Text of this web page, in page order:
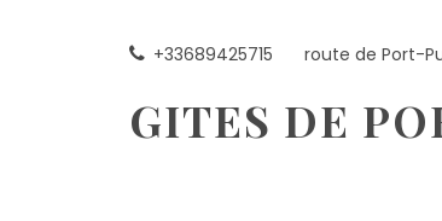
+33689425715 route de Port-
GITES DE